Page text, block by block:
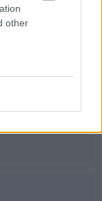
other